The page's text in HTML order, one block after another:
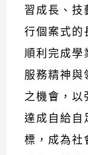
習成長、技
行個案式的
順利完成學
服務精神與
之機會，以
達成自給自
標，成為社